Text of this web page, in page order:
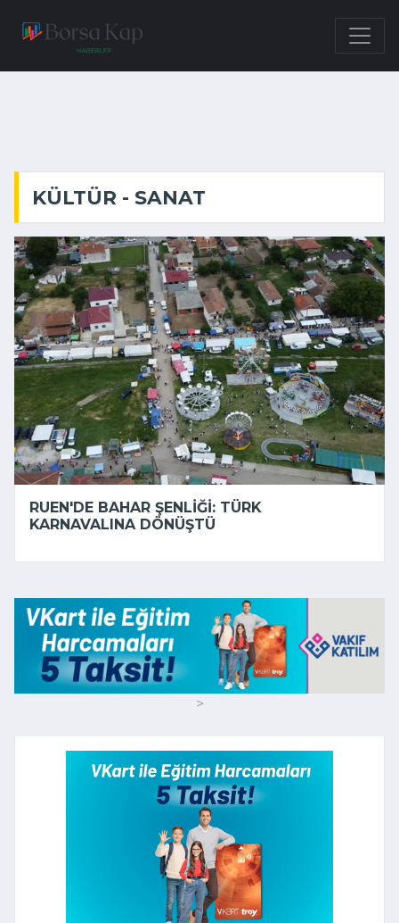
KÜLTÜR - SANAT
RUEN'DE BAHAR ŞENLIĞI: TÜRK
KARNAVALINA DÖNÜŞTÜ
>